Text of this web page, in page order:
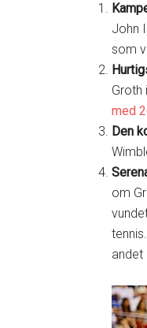
John
som
Groth
med
Den
om
andet